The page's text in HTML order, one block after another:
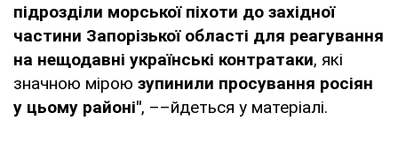
підрозділи морської піхоти до західної
частини Запорізької області для реагування
на нещодавні українські контратаки, які
значною мірою зупинили просування росіян
у цьому районі", ––йдеться у матеріалі.